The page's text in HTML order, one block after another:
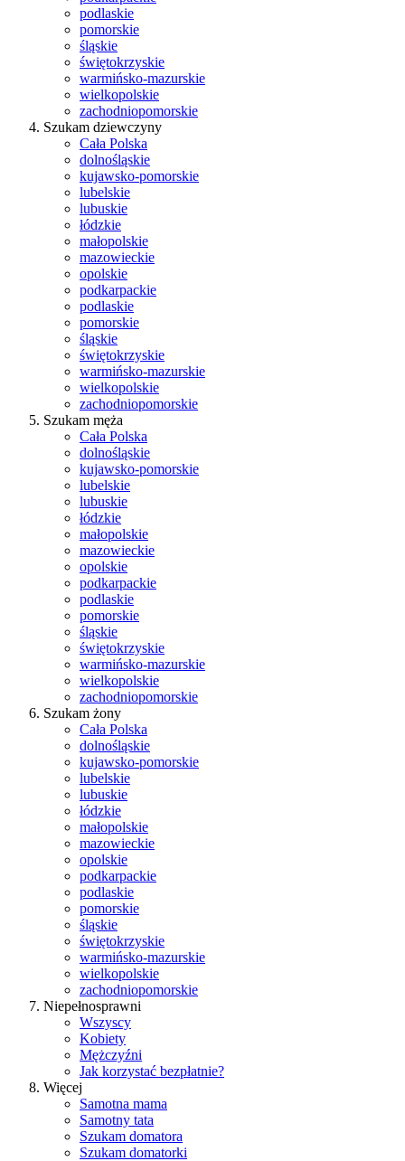
podlaskie
pomorskie
śląskie
świętokrzyskie
warmińsko-mazurskie
wielkopolskie
zachodniopomorskie
Szukam dziewczyny
Cała Polska
dolnośląskie
kujawsko-pomorskie
lubelskie
lubuskie
łódzkie
małopolskie
mazowieckie
opolskie
podkarpackie
podlaskie
pomorskie
śląskie
świętokrzyskie
warmińsko-mazurskie
wielkopolskie
zachodniopomorskie
Szukam męża
Cała Polska
dolnośląskie
kujawsko-pomorskie
lubelskie
lubuskie
łódzkie
małopolskie
mazowieckie
opolskie
podkarpackie
podlaskie
pomorskie
śląskie
świętokrzyskie
warmińsko-mazurskie
wielkopolskie
zachodniopomorskie
Szukam żony
Cała Polska
dolnośląskie
kujawsko-pomorskie
lubelskie
lubuskie
łódzkie
małopolskie
mazowieckie
opolskie
podkarpackie
podlaskie
pomorskie
śląskie
świętokrzyskie
warmińsko-mazurskie
wielkopolskie
zachodniopomorskie
Niepełnosprawni
Wszyscy
Kobiety
Mężczyźni
Jak korzystać bezpłatnie?
Więcej
Samotna mama
Samotny tata
Szukam domatora
Szukam domatorki